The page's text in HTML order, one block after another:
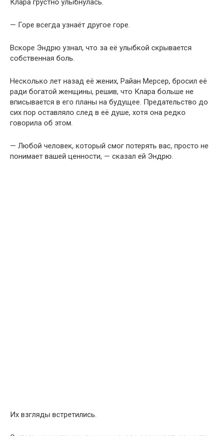
Клара грустно улыбнулась.
— Горе всегда узнаёт другое горе.
Вскоре Эндрю узнал, что за её улыбкой скрывается
собственная боль.
Несколько лет назад её жених, Райан Мерсер, бросил её
ради богатой женщины, решив, что Клара больше не
вписывается в его планы на будущее. Предательство до
сих пор оставляло след в её душе, хотя она редко
говорила об этом.
— Любой человек, который смог потерять вас, просто не
понимает вашей ценности, — сказал ей Эндрю.
Их взгляды встретились.